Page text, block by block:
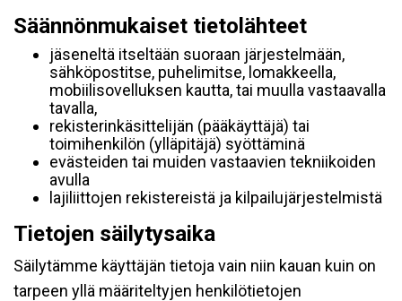
Säännönmukaiset tietolähteet
jäseneltä itseltään suoraan järjestelmään,
sähköpostitse, puhelimitse, lomakkeella,
mobiilisovelluksen kautta, tai muulla vastaavalla
tavalla,
rekisterinkäsittelijän (pääkäyttäjä) tai
toimihenkilön (ylläpitäjä) syöttäminä
evästeiden tai muiden vastaavien tekniikoiden
avulla
lajiliittojen rekistereistä ja kilpailujärjestelmistä
Tietojen säilytysaika
Säilytämme käyttäjän tietoja vain niin kauan kuin on
tarpeen yllä määriteltyjen henkilötietojen